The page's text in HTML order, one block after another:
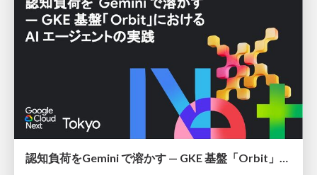
認知負荷をGemini で溶かす — GKE 基盤「Orbit」における AI エージェントの実践